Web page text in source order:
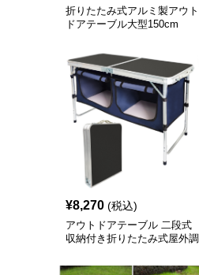
折りたたみ式アルミ製アウト
ドアテーブル大型150cm
¥8,270 (税込)
アウトドアテーブル 二段式
収納付き折りたたみ式屋外調